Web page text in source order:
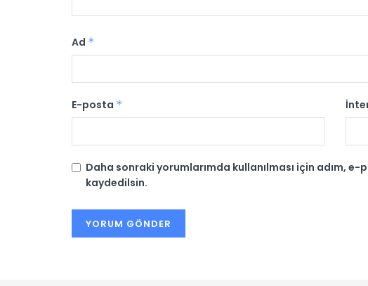
Ad *
E-posta *
Daha sonraki yorumlarımda kullanılması için adım,
kaydedilsin.